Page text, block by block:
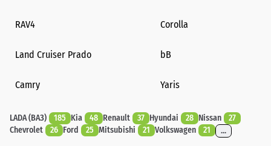
RAV4 Corolla
Land Cruiser Prado bB
Camry Yaris
LADA (ВАЗ) 185 Kia 48 Renault 37 Hyundai 28 Nissan
27
Chevrolet
26 Ford 25 Mitsubishi 21 Volkswagen 21 ...